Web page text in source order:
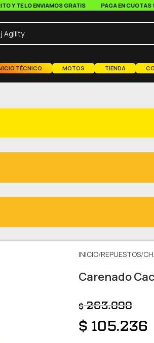
TE LO ENVIAMOS GRATIS PAGA EN CUOTAS SIN
TÉCNICO MOTOS TIENDA
INICIO REPUESTOS
Carenado
$263.090
$ 105.236